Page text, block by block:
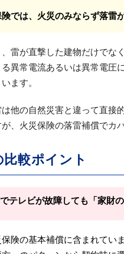
では、火災のみならず落雷
雷が直撃した建物だけでな
異常電流あるいは異常電圧
ます。
他の自然災害と違って直接
、火災保険の落雷補償でカ
比較ポイント
テレビが故障しても「家財
険の基本補償に含まれてい